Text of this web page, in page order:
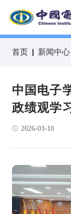
首页 新闻中心
中国电子
政绩观学
2026-03-10